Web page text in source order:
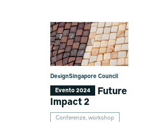
DesignSingapore Council
Evento 2024
Future
Impact 2
Conferenze, workshop